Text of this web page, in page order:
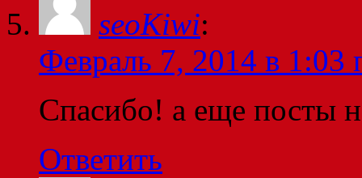
seoKiwi:
Февраль 7, 2014 в 1:03
Спасибо! а еще посты
Ответить